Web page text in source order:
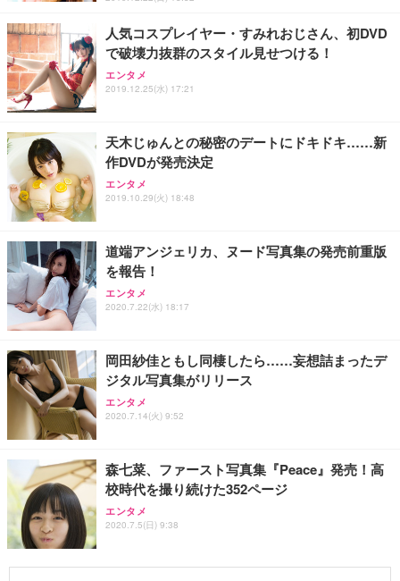
人気コスプレイヤー・すみれおじさん、初DVD
で破壊力抜群のスタイル見せつける！
エンタメ
2019.12.25(水) 17:21
天木じゅんとの秘密のデートにドキドキ……新
作DVDが発売決定
エンタメ
2019.10.29(火) 18:48
道端アンジェリカ、ヌード写真集の発売前重版
を報告！
エンタメ
2020.7.22(水) 18:17
岡田紗佳ともし同棲したら……妄想詰まったデ
ジタル写真集がリリース
エンタメ
2020.7.14(火) 9:52
森七菜、ファースト写真集『Peace』発売！高
校時代を撮り続けた352ページ
エンタメ
2020.7.5(日) 9:38